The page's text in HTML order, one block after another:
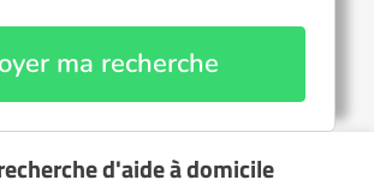
ma recherche
d'aide à domicile